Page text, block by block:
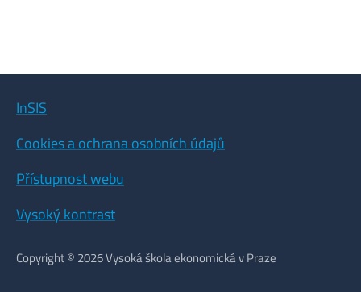
InSIS
Cookies a ochrana osobních údajů
Přístupnost webu
Vysoký kontrast
Copyright © 2026 Vysoká škola ekonomická v Praze